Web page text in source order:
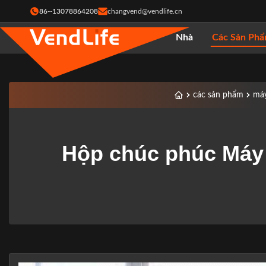
86--13078864208 changvend@vendlife.cn
Nhà Các Sản
các sản phẩm
Hộp chúc phúc